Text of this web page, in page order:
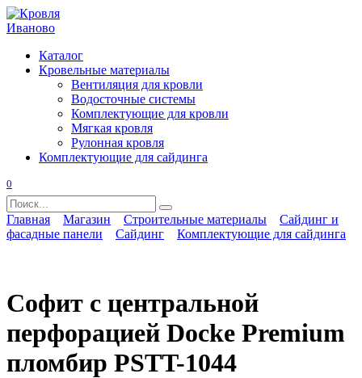
Перейти
к
Каталог
Кровельные материалы
Вентиляция для кровли
Водосточные системы
Комплектующие для кровли
Мягкая кровля
Рулонная кровля
Комплектующие для сайдинга
0
Search
for:
Главная Магазин Строительные материалы
Сайдинг и
фасадные панели
Сайдинг Комплектующие для сайдинга
Софит с центральной
перфорацией Docke Premium
пломбир PSTT-1044